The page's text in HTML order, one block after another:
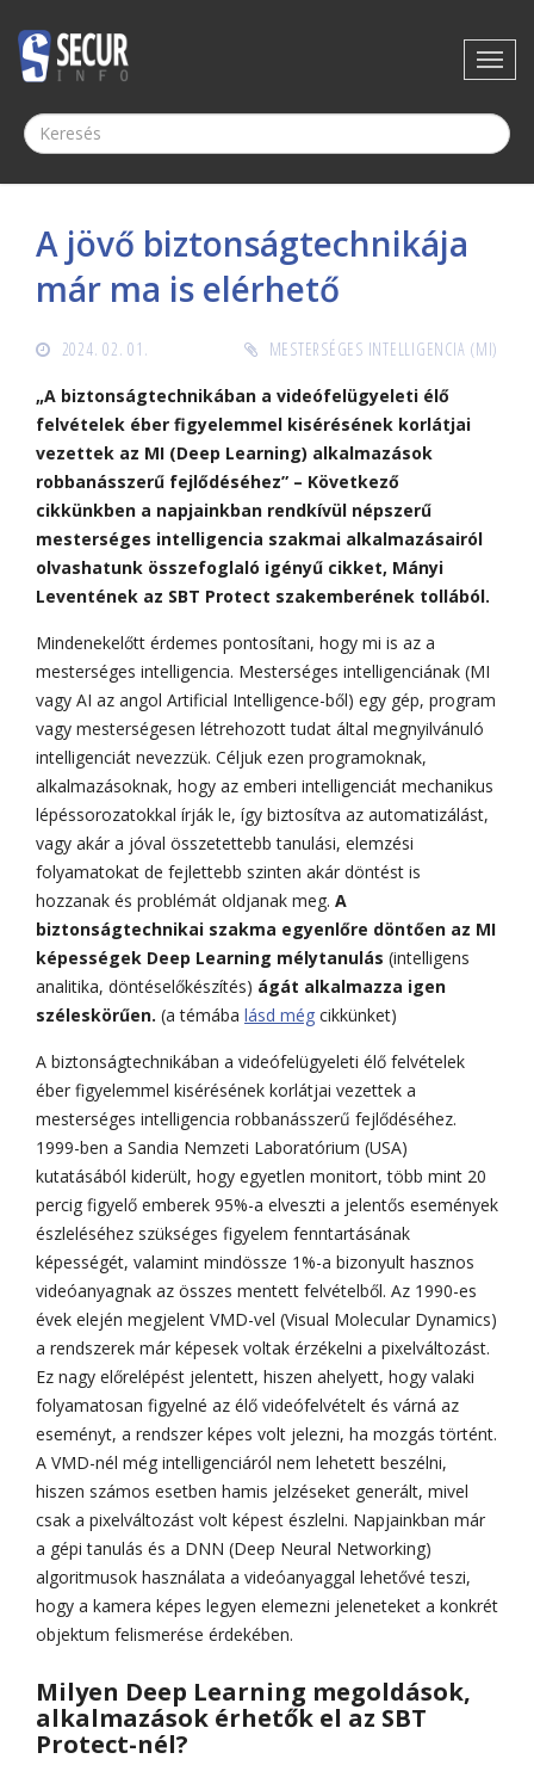
A jövő biztonságtechnikája
már ma is elérhető
2024. 02. 01. MESTERSÉGES INTELLIGENCIA (MI)
„A biztonságtechnikában a videófelügyeleti élő
felvételek éber figyelemmel kisérésének korlátjai
vezettek az MI (Deep Learning) alkalmazások
robbanásszerű fejlődéséhez” – Következő
cikkünkben a napjainkban rendkívül népszerű
mesterséges intelligencia szakmai alkalmazásairól
olvashatunk összefoglaló igényű cikket, Mányi
Leventének az SBT Protect szakemberének tollából.
Mindenekelőtt érdemes pontosítani, hogy mi is az a
mesterséges intelligencia. Mesterséges intelligenciának (MI
vagy AI az angol Artificial Intelligence-ből) egy gép, program
vagy mesterségesen létrehozott tudat által megnyilvánuló
intelligenciát nevezzük. Céljuk ezen programoknak,
alkalmazásoknak, hogy az emberi intelligenciát mechanikus
lépéssorozatokkal írják le, így biztosítva az automatizálást,
vagy akár a jóval összetettebb tanulási, elemzési
folyamatokat de fejlettebb szinten akár döntést is
hozzanak és problémát oldjanak meg. A
biztonságtechnikai szakma egyenlőre döntően az MI
képességek Deep Learning mélytanulás (intelligens
analitika, döntéselőkészítés) ágát alkalmazza igen
széleskörűen. (a témába lásd még cikkünket)
A biztonságtechnikában a videófelügyeleti élő felvételek
éber figyelemmel kisérésének korlátjai vezettek a
mesterséges intelligencia robbanásszerű fejlődéséhez.
1999-ben a Sandia Nemzeti Laboratórium (USA)
kutatásából kiderült, hogy egyetlen monitort, több mint 20
percig figyelő emberek 95%-a elveszti a jelentős események
észleléséhez szükséges figyelem fenntartásának
képességét, valamint mindössze 1%-a bizonyult hasznos
videóanyagnak az összes mentett felvételből. Az 1990-es
évek elején megjelent VMD-vel (Visual Molecular Dynamics)
a rendszerek már képesek voltak érzékelni a pixelváltozást.
Ez nagy előrelépést jelentett, hiszen ahelyett, hogy valaki
folyamatosan figyelné az élő videófelvételt és várná az
eseményt, a rendszer képes volt jelezni, ha mozgás történt.
A VMD-nél még intelligenciáról nem lehetett beszélni,
hiszen számos esetben hamis jelzéseket generált, mivel
csak a pixelváltozást volt képest észlelni. Napjainkban már
a gépi tanulás és a DNN (Deep Neural Networking)
algoritmusok használata a videóanyaggal lehetővé teszi,
hogy a kamera képes legyen elemezni jeleneteket a konkrét
objektum felismerése érdekében.
Milyen Deep Learning megoldások,
alkalmazások érhetők el az SBT
Protect-nél?